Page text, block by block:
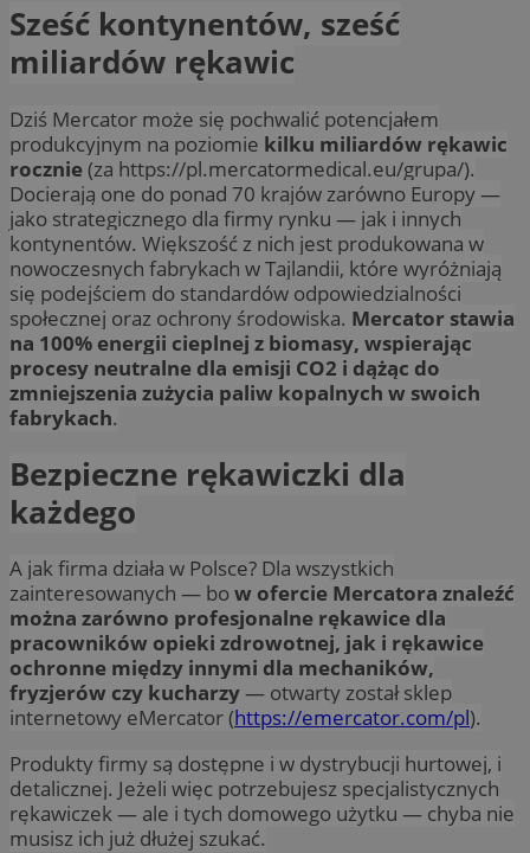
Sześć kontynentów, sześć
miliardów rękawic
Dziś Mercator może się pochwalić potencjałem
produkcyjnym na poziomie kilku miliardów rękawic
rocznie(za https://pl.mercatormedical.eu/grupa/).
Docierają one do ponad 70 krajów zarówno Europy —
jako strategicznego dla firmy rynku — jak i innych
kontynentów. Większość z nich jest produkowana w
nowoczesnych fabrykach w Tajlandii, które wyróżniają
się podejściem do standardów odpowiedzialności
społecznej oraz ochrony środowiska. Mercator stawia
na 100% energii cieplnej z biomasy, wspierając
procesy neutralne dla emisji CO2 i dążąc do
zmniejszenia zużycia paliw kopalnych w swoich
fabrykach.
Bezpieczne rękawiczki dla
każdego
A jak firma działa w Polsce? Dla wszystkich
zainteresowanych — bow ofercie Mercatora znaleźć
można zarówno profesjonalne rękawice dla
pracowników opieki zdrowotnej, jak i rękawice
ochronne między innymi dla mechaników,
fryzjerów czy kucharzy— otwarty został sklep
internetowy eMercator (https://emercator.com/pl).
Produkty firmy są dostępne i w dystrybucji hurtowej, i
detalicznej. Jeżeli więc potrzebujesz specjalistycznych
rękawiczek — ale i tych domowego użytku — chyba nie
musisz ich już dłużej szukać.